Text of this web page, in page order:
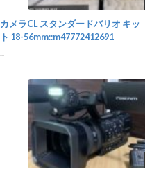
カメラCL スタンダードバリオ キッ
ト 18-56mm::m47772412691